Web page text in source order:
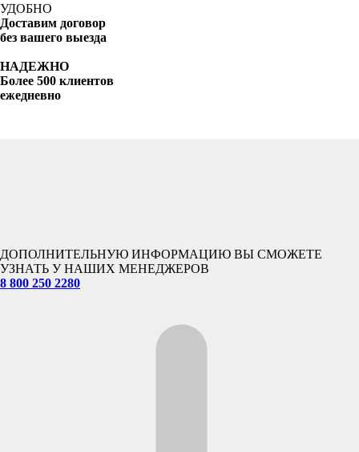
УДОБНО
Доставим договор
без вашего выезда
НАДЕЖНО
Более 500 клиентов
ежедневно
ДОПОЛНИТЕЛЬНУЮ ИНФОРМАЦИЮ ВЫ СМОЖЕТЕ
УЗНАТЬ У НАШИХ МЕНЕДЖЕРОВ
8 800 250 2280